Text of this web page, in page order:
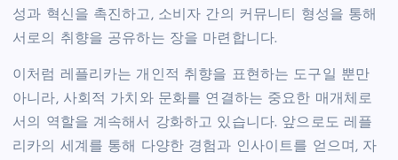
성과 혁신을 촉진하고, 소비자 간의 커뮤니티 형성을 통해
서로의 취향을 공유하는 장을 마련합니다.
이처럼 레플리카는 개인적 취향을 표현하는 도구일 뿐만
아니라, 사회적 가치와 문화를 연결하는 중요한 매개체로
서의 역할을 계속해서 강화하고 있습니다. 앞으로도 레플
리카의 세계를 통해 다양한 경험과 인사이트를 얻으며, 자